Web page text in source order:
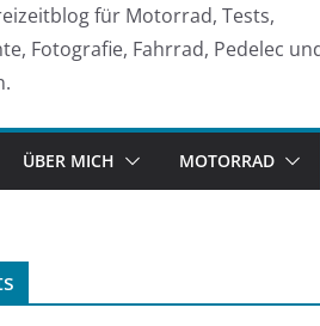
für Motorrad, Tests,
Fotografie, Fahrrad, Pedelec
ÜBER MICH MOTORRAD